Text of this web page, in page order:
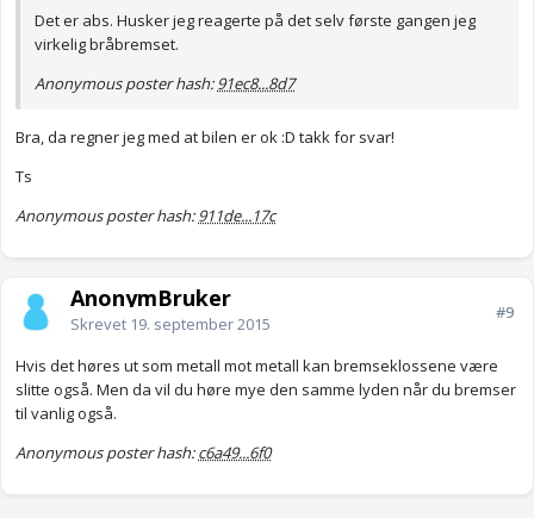
Det er abs. Husker jeg reagerte på det selv første gangen jeg
virkelig bråbremset.
Anonymous poster hash:91ec8...8d7
Bra, da regner jeg med at bilen er ok :D takk for svar!
Ts
Anonymous poster hash:911de...17c
AnonymBruker
Skrevet 19. september 2015
#9
Hvis det høres ut som metall mot metall kan bremseklossene være
slitte også. Men da vil du høre mye den samme lyden når du bremser
til vanlig også.
Anonymous poster hash:c6a49...6f0